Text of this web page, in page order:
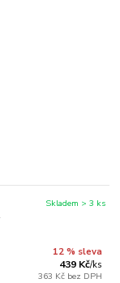
12 % sleva
439 Kč/ks
363 Kč bez DPH
Skladem > 3 ks